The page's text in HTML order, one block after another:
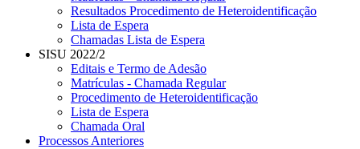
Resultados Procedimento de Heteroidentificação
Lista de Espera
Chamadas Lista de Espera
SISU 2022/2
Editais e Termo de Adesão
Matrículas - Chamada Regular
Procedimento de Heteroidentificação
Lista de Espera
Chamada Oral
Processos Anteriores